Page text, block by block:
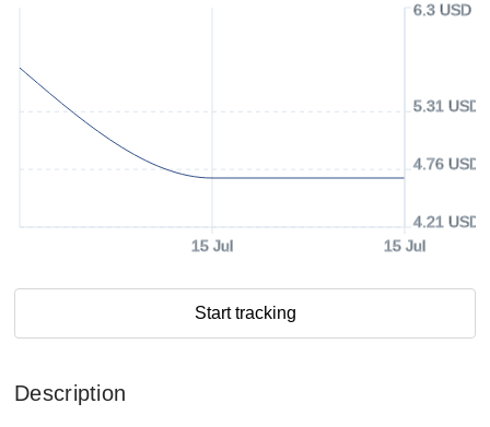
15 Jul 15 Jul
4.21 USD
4.76 USD
5.31 USD
6.3 USD
Start tracking
Description